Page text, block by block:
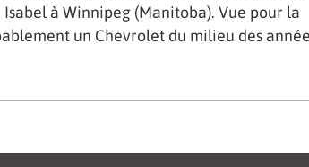
à Winnipeg (Manitoba). Vue pour la
un Chevrolet du milieu des